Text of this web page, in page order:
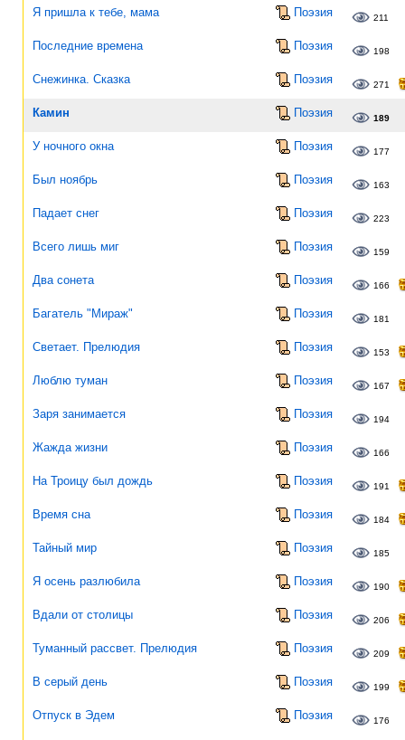
Я пришла к тебе, мама Поэзия 211
Последние времена Поэзия 198
Снежинка. Сказка Поэзия 271
Камин Поэзия 189
У ночного окна Поэзия 177
Был ноябрь Поэзия 163
Падает снег Поэзия 223
Всего лишь миг Поэзия 159
Два сонета Поэзия 166
Багатель "Мираж" Поэзия 181
Светает. Прелюдия Поэзия 153
Люблю туман Поэзия 167
Заря занимается Поэзия 194
Жажда жизни Поэзия 166
На Троицу был дождь Поэзия 191
Время сна Поэзия 184
Тайный мир Поэзия 185
Я осень разлюбила Поэзия 190
Вдали от столицы Поэзия 206
Туманный рассвет. Прелюдия Поэзия 209
В серый день Поэзия 199
Отпуск в Эдем Поэзия 176